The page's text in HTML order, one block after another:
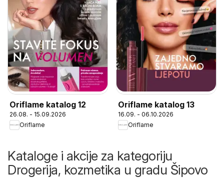
Oriflame katalog 12
26.08. - 15.09.2026
Oriflame
Oriflame katalog 13
16.09. - 06.10.2026
Oriflame
Kataloge i akcije za kategoriju
Drogerija, kozmetika u gradu Šipovo